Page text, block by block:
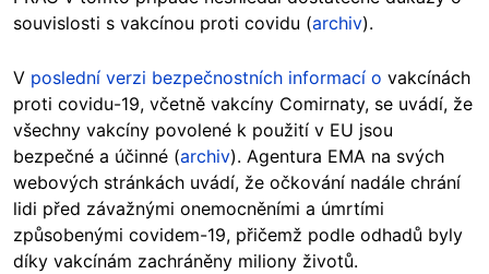
souvislosti s vakcínou proti covidu (archiv).
V poslední verzi bezpečnostních informací o vakcínách
proti covidu-19, včetně vakcíny Comirnaty, se uvádí, že
všechny vakcíny povolené k použití v EU jsou
bezpečné a účinné (archiv). Agentura EMA na svých
webových stránkách uvádí, že očkování nadále chrání
lidi před závažnými onemocněními a úmrtími
způsobenými covidem-19, přičemž podle odhadů byly
díky vakcínám zachráněny miliony životů.